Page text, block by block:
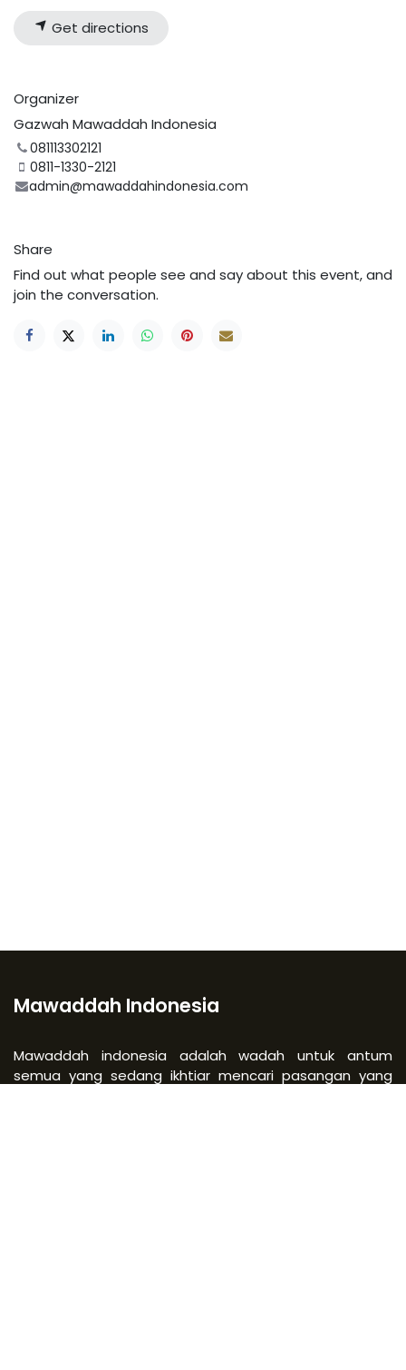
Get directions
Organizer
Gazwah Mawaddah Indonesia
081113302121
0811-1330-2121
admin@mawaddahindonesia.com
Share
Find out what people see and say about this event, and
join the conversation.
Mawaddah Indonesia
Mawaddah indonesia adalah wadah untuk antum
semua yang sedang ikhtiar mencari pasangan yang